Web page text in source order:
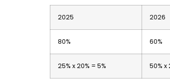
2025 2026
80% 60%
25% x 20% = 5% 50% x